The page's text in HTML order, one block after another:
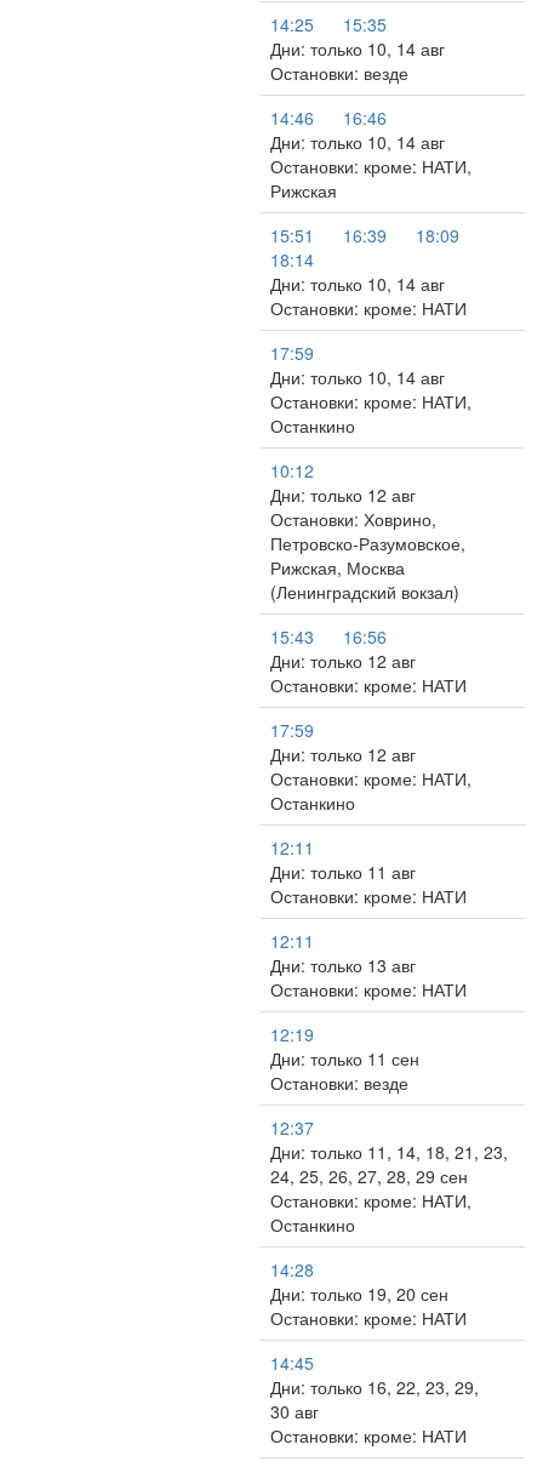
14:25
15:35
Дни: только 10, 14 авг
Остановки: везде
14:46
16:46
Дни: только 10, 14 авг
Остановки: кроме: НАТИ,
Рижская
15:51
16:39
18:09
18:14
Дни: только 10, 14 авг
Остановки: кроме: НАТИ
17:59
Дни: только 10, 14 авг
Остановки: кроме: НАТИ,
Останкино
10:12
Дни: только 12 авг
Остановки: Ховрино,
Петровско-Разумовское,
Рижская, Москва
(Ленинградский вокзал)
15:43
16:56
Дни: только 12 авг
Остановки: кроме: НАТИ
17:59
Дни: только 12 авг
Остановки: кроме: НАТИ,
Останкино
12:11
Дни: только 11 авг
Остановки: кроме: НАТИ
12:11
Дни: только 13 авг
Остановки: кроме: НАТИ
12:19
Дни: только 11 сен
Остановки: везде
12:37
Дни: только 11, 14, 18, 21, 23,
24, 25, 26, 27, 28, 29 сен
Остановки: кроме: НАТИ,
Останкино
14:28
Дни: только 19, 20 сен
Остановки: кроме: НАТИ
14:45
Дни: только 16, 22, 23, 29,
30 авг
Остановки: кроме: НАТИ